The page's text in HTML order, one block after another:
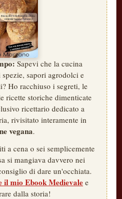
Sapevi che la cucina
sapori agrodolci e
Ho racchiuso i segreti, le
ricette storiche dimenticate
ricettario dedicato a
rivisitato interamente in
vegana.
a cena o sei semplicemente
si mangiava davvero nei
di dare un'occhiata.
il mio Ebook Medievale e
dalla storia!